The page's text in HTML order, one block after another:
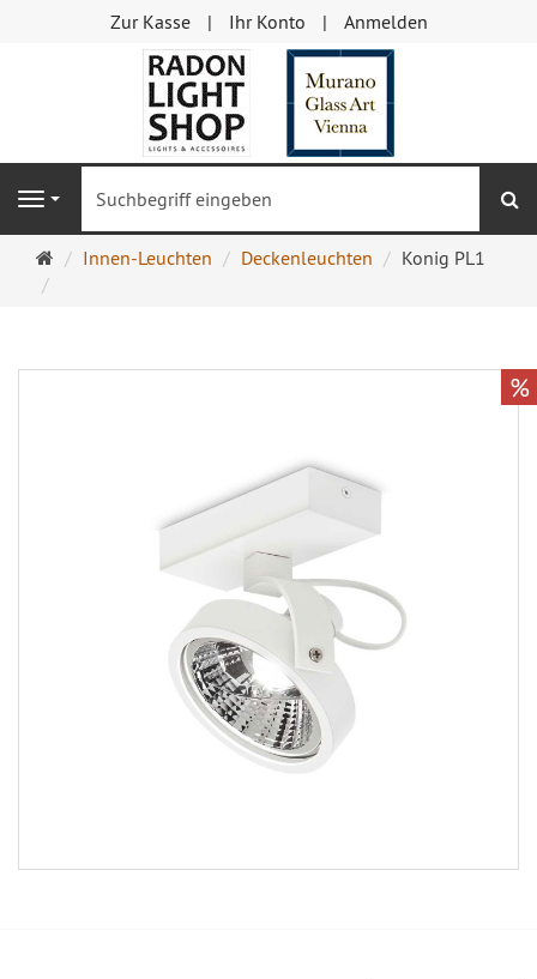
Zur Kasse Ihr Konto Anmelden
Navigation
Startseite
Innen-Leuchten Deckenleuchten Konig PL1
%